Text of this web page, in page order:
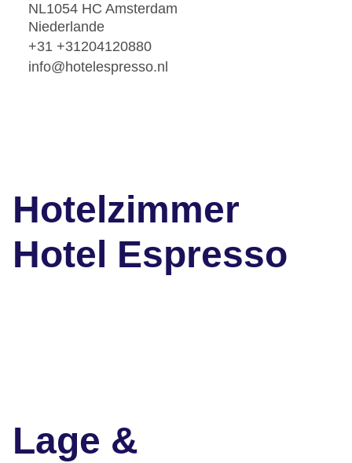
NL1054 HC Amsterdam
Niederlande
+31 +31204120880
info@hotelespresso.nl
Hotelzimmer
Hotel Espresso
Lage &